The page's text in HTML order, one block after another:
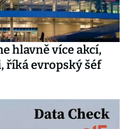
hlavně více akcí,
říká evropský šéf